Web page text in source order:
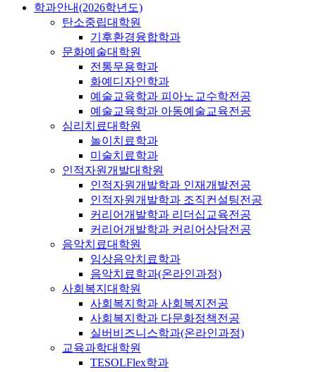
학과안내(2026학년도)
탄소중립대학원
기후환경융합학과
문화예술대학원
전통무용학과
화예디자인학과
예술교육학과 피아노교수학전공
예술교육학과 아동예술교육전공
심리치료대학원
놀이치료학과
미술치료학과
인적자원개발대학원
인적자원개발학과 인재개발전공
인적자원개발학과 조직컨설팅전공
커리어개발학과 리더십교육전공
커리어개발학과 커리어상담전공
음악치료대학원
임상음악치료학과
음악치료학과(온라인과정)
사회복지대학원
사회복지학과 사회복지전공
사회복지학과 다문화정책전공
실버비즈니스학과(온라인과정)
교육과학대학원
TESOLFlex학과